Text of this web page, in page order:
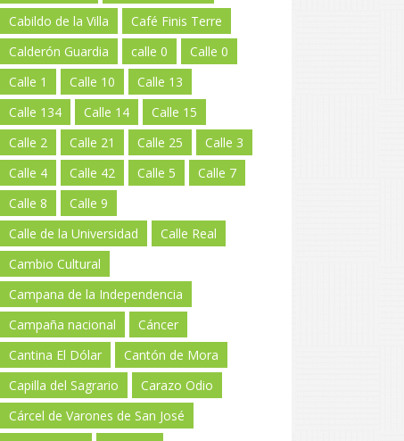
Cabildo de la Villa
Café Finis Terre
Calderón Guardia
calle 0
Calle 0
Calle 1
Calle 10
Calle 13
Calle 134
Calle 14
Calle 15
Calle 2
Calle 21 Calle 25
Calle 3
Calle 4
Calle 42 Calle 5
Calle 7
Calle 8
Calle 9
Calle de la Universidad
Calle Real
Cambio Cultural
Campana de la Independencia
Campaña nacional
Cáncer
Cantina El Dólar
Cantón de Mora
Capilla del Sagrario
Carazo Odio
Cárcel de Varones de San José